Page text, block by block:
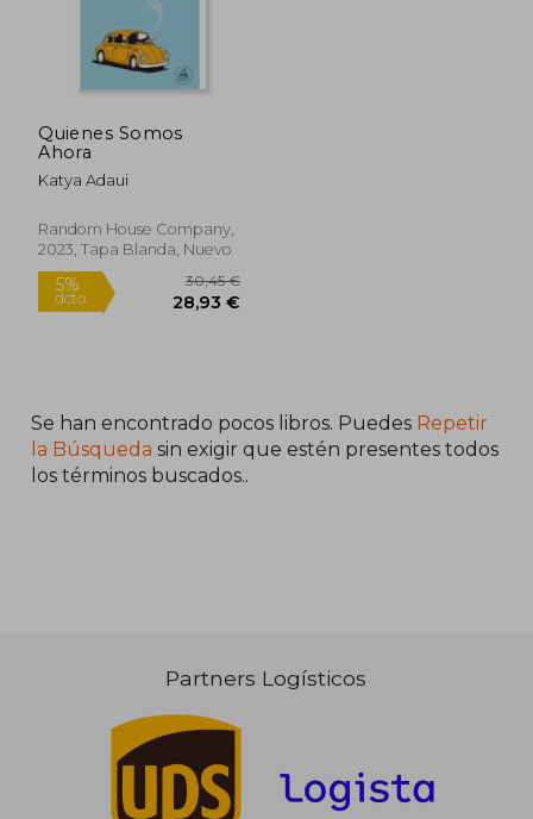
5%
Quienes Somos
Ahora
Katya Adaui
Random House Company,
2023, Tapa Blanda, Nuevo
30,45 €
28,93 €
Se han encontrado pocos libros. Puedes Repetir
la Búsqueda sin exigir que estén presentes todos
los términos buscados..
Partners Logísticos